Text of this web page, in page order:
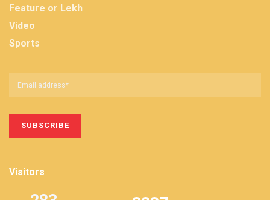
Feature or Lekh
Video
Sports
Visitors